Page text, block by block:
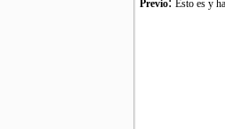
Previo
Esto es y